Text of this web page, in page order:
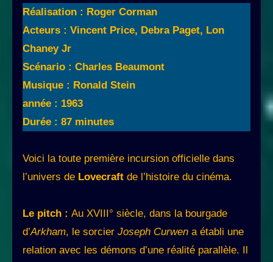
Réalisation : Roger Corman
Acteurs : Vincent Price, Debra Paget, Lon
Chaney Jr
Scénario : Charles Beaumont
Musique : Ronald Stein
année : 1963
Durée : 87 minutes
Voici la toute première incursion officielle dans
l’univers de Lovecraft de l’histoire du cinéma.
Le pitch : Au XVIII° siècle, dans la bourgade
d’Arkham, le sorcier Joseph Curwen a établi une
relation avec les démons d’une réalité parallèle. Il